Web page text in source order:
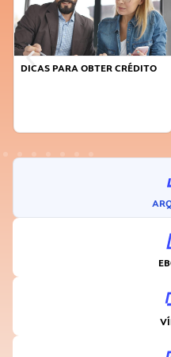
DICAS PARA OBTER CRÉDITO